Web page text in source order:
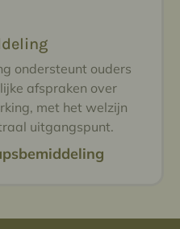
ondersteunt ouders
afspraken over
met het welzijn
uitgangspunt.